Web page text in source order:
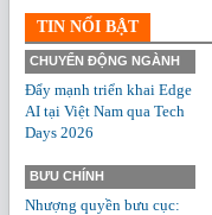
TIN NỔI BẬT
CHUYỂN ĐỘNG NGÀNH
Đẩy mạnh triển khai Edge
AI tại Việt Nam qua Tech
Days 2026
BƯU CHÍNH
Nhượng quyền bưu cục: